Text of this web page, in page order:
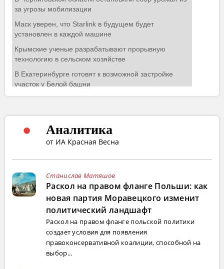
Аналитика
от ИА Красная Весна
Станислав Матяшов
Раскол на правом фланге Польши: как
новая партия Моравецкого изменит
политический ландшафт
Раскол на правом фланге польской политики
создает условия для появления
правоконсервативной коалиции, способной на
выбор...